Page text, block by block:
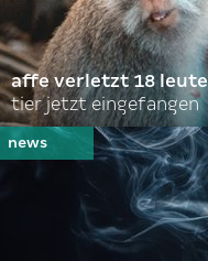
affe verletzt 18
tier jetzt eingefangen